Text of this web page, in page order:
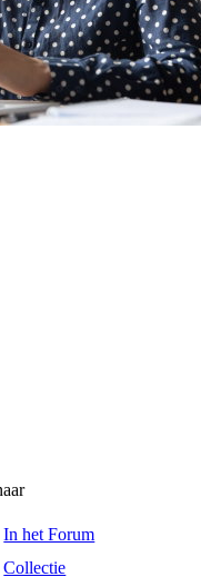
In het Forum
Collectie